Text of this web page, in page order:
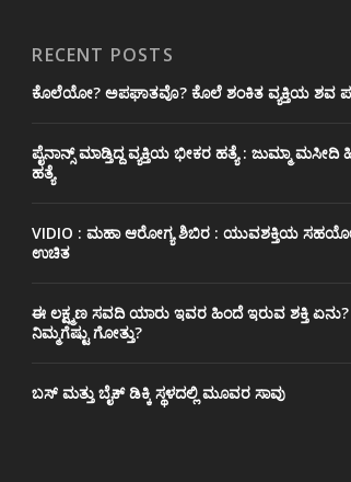
RECENT POSTS
ಕೊಲೆಯೋ? ಅಪಘಾತವೊ? ಕೊಲೆ ಶಂಕಿತ ವ್ಯಕ್ತಿಯ ಶವ
ಪೈನಾನ್ಸ್ ಮಾಡ್ತಿದ್ದ ವ್ಯಕ್ತಿಯ ಭೀಕರ‌ ಹತ್ಯೆ : ಜುಮ್ಮಾ
ಹತ್ಯೆ
VIDIO : ಮಹಾ ಆರೋಗ್ಯ ಶಿಬಿರ : ಯುವಶಕ್ತಿಯ
ಉಚಿತ
ಈ ಲಕ್ಷ್ಮಣ ಸವದಿ ಯಾರು ಇವರ ಹಿಂದೆ ಇರುವ ಶಕ್ತಿ
ನಿಮ್ಮಗೆಷ್ಟು ಗೋತ್ತು?
ಬಸ್ ಮತ್ತು ಬೈಕ್ ಡಿಕ್ಕಿ ಸ್ಥಳದಲ್ಲಿ ಮೂವರ ಸಾವು